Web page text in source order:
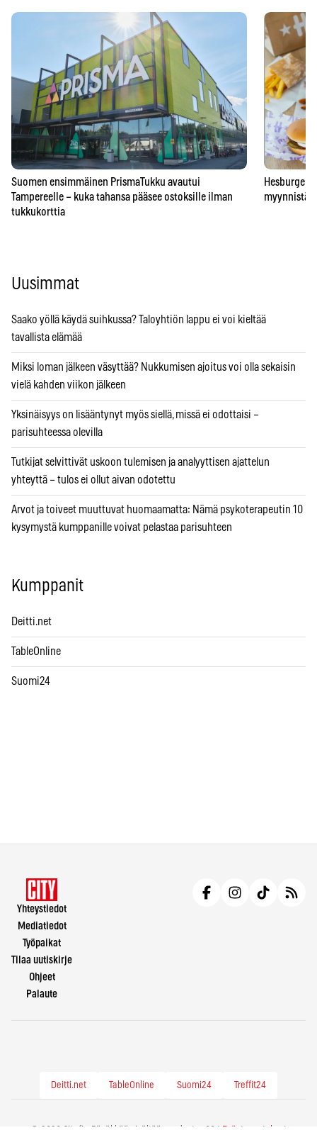
Suomen ensimmäinen PrismaTukku avautui
Tampereelle – kuka tahansa pääsee ostoksille ilman
tukkukorttia
myynnistä
Uusimmat
Saako yöllä käydä suihkussa? Taloyhtiön lappu ei voi kieltää
tavallista elämää
Miksi loman jälkeen väsyttää? Nukkumisen ajoitus voi olla sekaisin
vielä kahden viikon jälkeen
Yksinäisyys on lisääntynyt myös siellä, missä ei odottaisi –
parisuhteessa olevilla
Tutkijat selvittivät uskoon tulemisen ja analyyttisen ajattelun
yhteyttä – tulos ei ollut aivan odotettu
Arvot ja toiveet muuttuvat huomaamatta: Nämä psykoterapeutin 10
kysymystä kumppanille voivat pelastaa parisuhteen
Kumppanit
Deitti.net
TableOnline
Suomi24
Yhteystiedot
Mediatiedot
Työpaikat
Tilaa uutiskirje
Ohjeet
Palaute
Deitti.net TableOnline Suomi24 Treffit24